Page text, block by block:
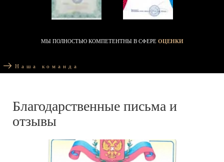
МЫ ПОЛНОСТЬЮ КОМПЕТЕНТНЫ В СФЕРЕ ОЦЕНКИ
Наша команда
Благодарственные письма и
отзывы